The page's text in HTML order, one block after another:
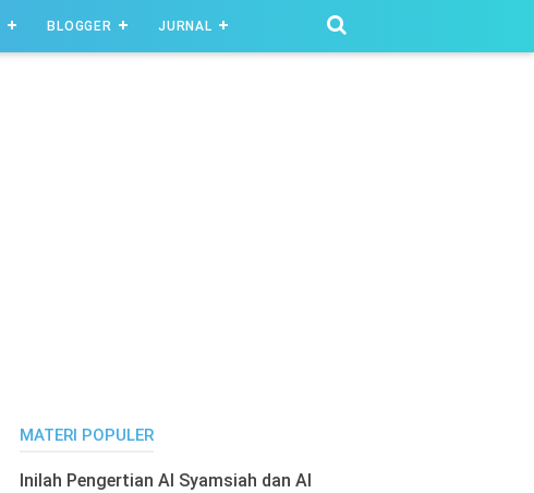
BLOGGER JURNAL
MATERI POPULER
Inilah Pengertian Al Syamsiah dan Al